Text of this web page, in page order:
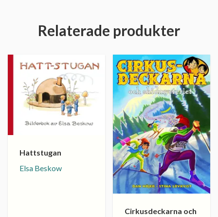
Relaterade produkter
Hattstugan
Elsa Beskow
Cirkusdeckarna och